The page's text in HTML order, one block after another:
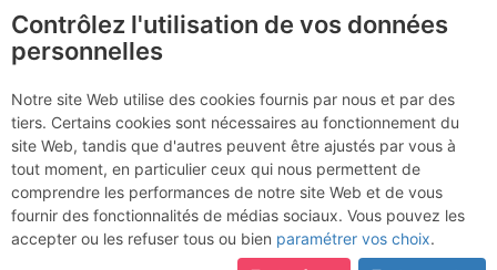
Mont Ponset : Diagonale
W avec variante de sortie
Samedi 20 mai 2017
Contrôlez l'utilisation de vos données
personnelles
Notre site Web utilise des cookies fournis par nous et par des
tiers. Certains cookies sont nécessaires au fonctionnement du
site Web, tandis que d'autres peuvent être ajustés par vous à
tout moment, en particulier ceux qui nous permettent de
comprendre les performances de notre site Web et de vous
fournir des fonctionnalités de médias sociaux. Vous pouvez les
accepter ou les refuser tous ou bien paramétrer vos choix.